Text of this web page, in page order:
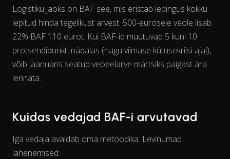
View as data table, Chart
Logistiku jaoks on BAF see, mis eristab lepingus kokku
lepitud hinda tegelikust arvest. 500-eurosele veole lisab
22% BAF 110 eurot. Kui BAF-id muutuvad 5 kuni 10
protsendipunkti nädalas (nagu viimase kütusekriisi ajal),
võib jaanuaris seatud veoeelarve märtsiks paigast ära
lennata.
Kuidas vedajad BAF-i arvutavad
Iga vedaja avaldab oma metoodika. Levinumad
lähenemised: